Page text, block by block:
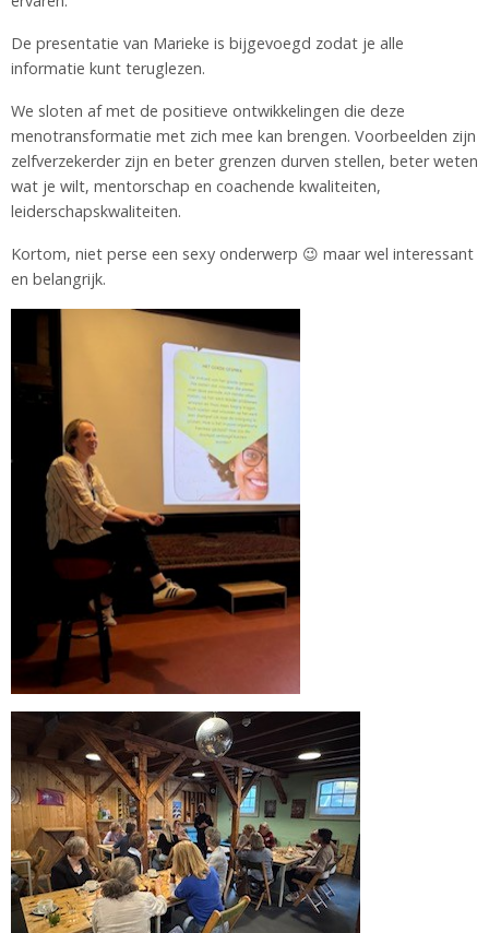
De presentatie van Marieke is bijgevoegd zodat je alle
informatie kunt teruglezen.
We sloten af met de positieve ontwikkelingen die deze
menotransformatie met zich mee kan brengen. Voorbeelden zijn
zelfverzekerder zijn en beter grenzen durven stellen, beter weten
wat je wilt, mentorschap en coachende kwaliteiten,
leiderschapskwaliteiten.
Kortom, niet perse een sexy onderwerp 😉 maar wel interessant
en belangrijk.